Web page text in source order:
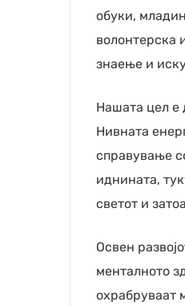
обуки,
волонтерска
знаење и
Нашата цел е
Нивната
справување
иднината,
светот и
Освен
менталното
охрабруваат